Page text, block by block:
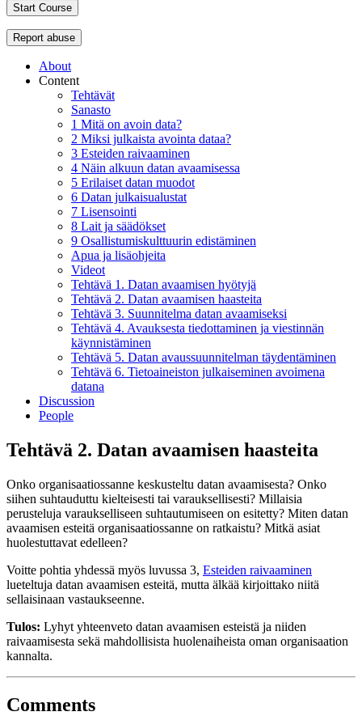
Start Course
Report abuse
About
Content
Tehtävät
Sanasto
1 Mitä on avoin data?
2 Miksi julkaista avointa dataa?
3 Esteiden raivaaminen
4 Näin alkuun datan avaamisessa
5 Erilaiset datan muodot
6 Datan julkaisualustat
7 Lisensointi
8 Lait ja säädökset
9 Osallistumiskulttuurin edistäminen
Apua ja lisäohjeita
Videot
Tehtävä 1. Datan avaamisen hyötyjä
Tehtävä 2. Datan avaamisen haasteita
Tehtävä 3. Suunnitelma datan avaamiseksi
Tehtävä 4. Avauksesta tiedottaminen ja viestinnän
käynnistäminen
Tehtävä 5. Datan avaussuunnitelman täydentäminen
Tehtävä 6. Tietoaineiston julkaiseminen avoimena
datana
Discussion
People
Tehtävä 2. Datan avaamisen haasteita
Onko organisaatiossanne keskusteltu datan avaamisesta? Onko
siihen suhtauduttu kielteisesti tai varauksellisesti? Millaisia
perusteluja varaukselliseen suhtautumiseen on esitetty? Miten datan
avaamisen esteitä organisaatiossanne on ratkaistu? Mitkä asiat
huolestuttavat edelleen?
Voitte pohtia yhdessä myös luvussa 3, Esteiden raivaaminen
lueteltuja datan avaamisen esteitä, mutta älkää kirjoittako niitä
sellaisinaan vastaukseenne.
Tulos: Lyhyt yhteenveto datan avaamisen esteistä ja niiden
raivaamisesta sekä mahdollisista huolenaiheista oman organisaation
kannalta.
Comments